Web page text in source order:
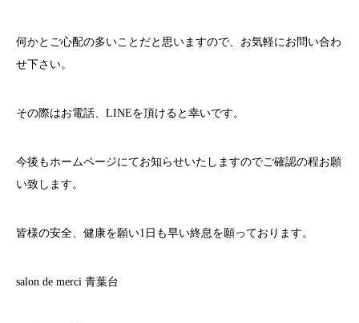
何かとご心配の多いことだと思いますので、お気軽にお問い合わ
せ下さい。
その際はお電話、 LINEを頂けると幸いです。
今後もホームページにてお知らせいたしますのでご確認の程お願
い致します。
皆様の安全、健康を願い1 日も早い終息を願っております。
salon de merci 青葉台